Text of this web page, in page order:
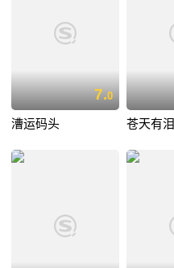
7.0
漕运码头 苍天有泪